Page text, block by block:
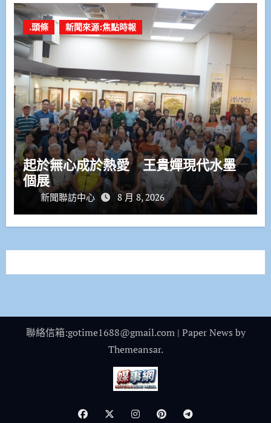
.頭條 新聞來源:焦點時報
起於無心成於熱愛 王貴嬋現代水墨
個展
新聞聯訪中心 8 月 8, 2026
聯絡信箱:gotime1688@gmail.com | Paper News by
Themeansar.